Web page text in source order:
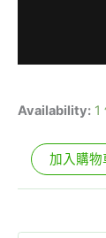
Availability: 1
加入購物